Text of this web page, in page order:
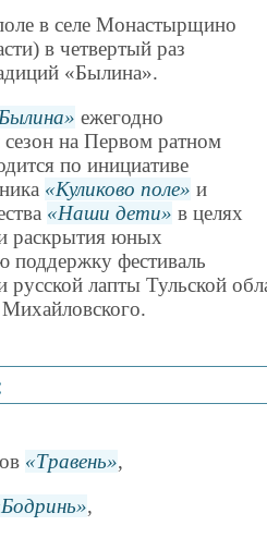
в селе Монастырщино
в четвертый раз
«Былина».
Былина
ежегодно
сезон на Первом ратном
по инициативе
Куликово поле
и
Наши дети
в целях
раскрытия юных
поддержку фестиваль
лапты Тульской
Травень ,
Бодринь ,